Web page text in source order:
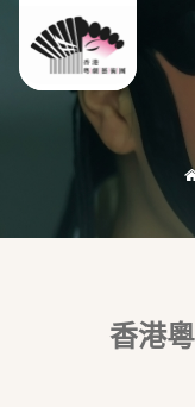
香港